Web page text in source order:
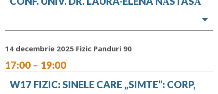
14 decembrie 2025 Fizic Panduri 90
17:00 – 19:00
W17 FIZIC: SINELE CARE „SIMTE”: CORP,